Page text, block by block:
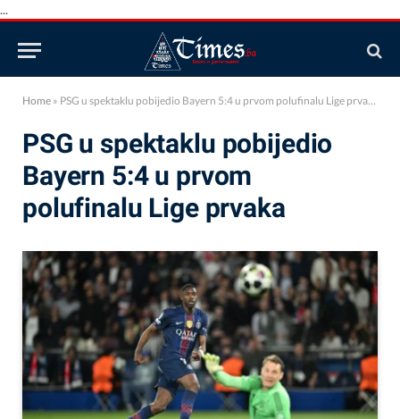
...
Home » PSG u spektaklu pobijedio Bayern 5:4 u prvom polufinalu Lige prvaka
PSG u spektaklu pobijedio
Bayern 5:4 u prvom
polufinalu Lige prvaka